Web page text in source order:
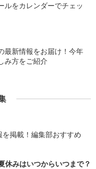
ルをカレンダーでチェッ
最新情報をお届け！今年
み方をご紹介
掲載！編集部おすすめ
休みはいつからいつまで？